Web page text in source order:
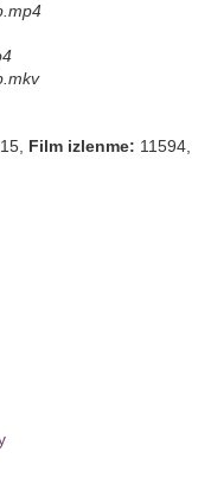
Film izlenme: 11594,